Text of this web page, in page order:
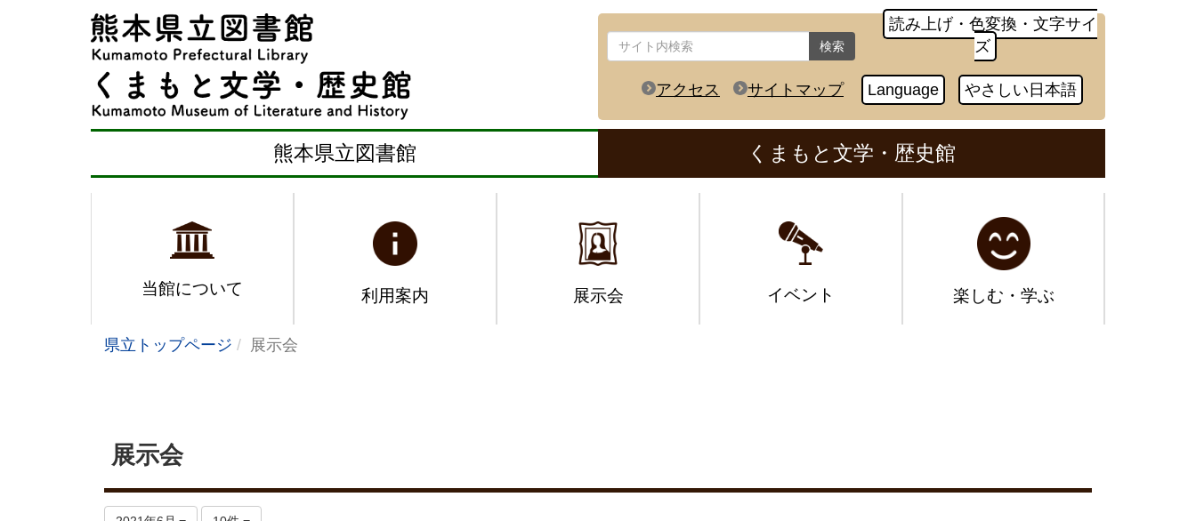
検索
読み上げ・色変換・文字サイ
ズ
アクセス サイトマップ Language やさしい日本語
熊本県立図書館 くまもと文学・歴史館
当館について 利用案内 展示会 イベント 楽しむ・学ぶ
県立トップページ 展示会
展示会